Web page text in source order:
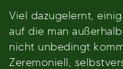
Viel dazugelernt,
auf die man
nicht unbedingt
Zeremoniell,